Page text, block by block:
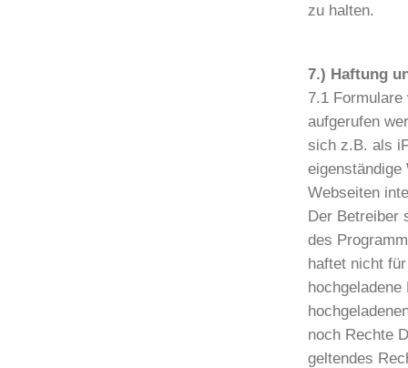
zu halten.
7.) Haftung
7.1
aufgerufen
sich z.B. als
eigenständige
Webseiten
Der Betreiber
des
haftet nicht
noch Rechte
geltendes